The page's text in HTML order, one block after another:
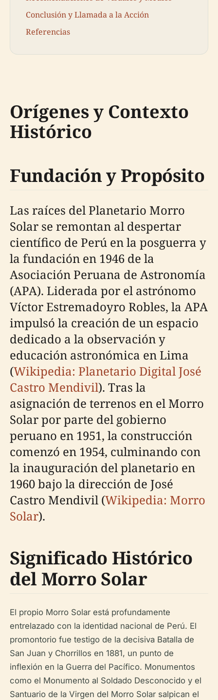
Conclusión y Llamada a la Acción
Referencias
Orígenes y Contexto
Histórico
Fundación y Propósito
Las raíces del Planetario Morro
Solar se remontan al despertar
científico de Perú en la posguerra y
la fundación en 1946 de la
Asociación Peruana de Astronomía
(APA). Liderada por el astrónomo
Víctor Estremadoyro Robles, la APA
impulsó la creación de un espacio
dedicado a la observación y
educación astronómica en Lima
(Wikipedia: Planetario Digital José
Castro Mendivil). Tras la
asignación de terrenos en el Morro
Solar por parte del gobierno
peruano en 1951, la construcción
comenzó en 1954, culminando con
la inauguración del planetario en
1960 bajo la dirección de José
Castro Mendivil (Wikipedia: Morro
Solar).
Significado Histórico
del Morro Solar
El propio Morro Solar está profundamente
entrelazado con la identidad nacional de Perú. El
promontorio fue testigo de la decisiva Batalla de
San Juan y Chorrillos en 1881, un punto de
inflexión en la Guerra del Pacífico. Monumentos
como el Monumento al Soldado Desconocido y el
Santuario de la Virgen del Morro Solar salpican el